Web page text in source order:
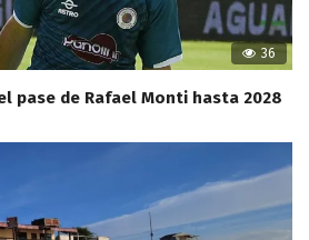
36
pase de Rafael Monti hasta 2028